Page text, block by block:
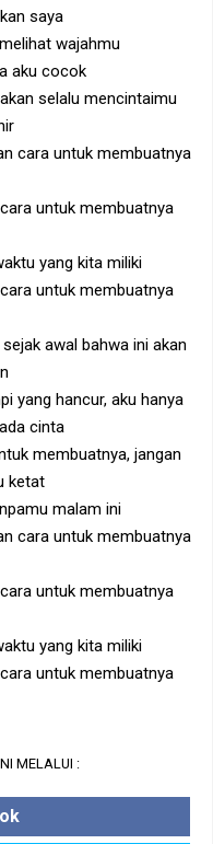
saya
wajahmu
aku cocok
selalu mencintaimu
cara untuk membuatnya
untuk membuatnya
yang kita miliki
untuk membuatnya
awal bahwa ini akan
yang hancur, aku hanya
cinta
membuatnya, jangan
ketat
malam ini
cara untuk membuatnya
untuk membuatnya
yang kita miliki
untuk membuatnya
MELALUI :